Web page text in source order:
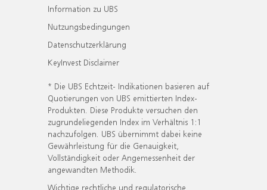
Information zu UBS
Nutzungsbedingungen
Datenschutzerklärung
KeyInvest Disclaimer
* Die UBS Echtzeit- Indikationen basieren auf
Quotierungen von UBS emittierten Index-
Produkten. Diese Produkte versuchen den
zugrundeliegenden Index im Verhältnis 1:1
nachzufolgen. UBS übernimmt dabei keine
Gewährleistung für die Genauigkeit,
Vollständigkeit oder Angemessenheit der
angewandten Methodik.
Wichtige rechtliche und regulatorische